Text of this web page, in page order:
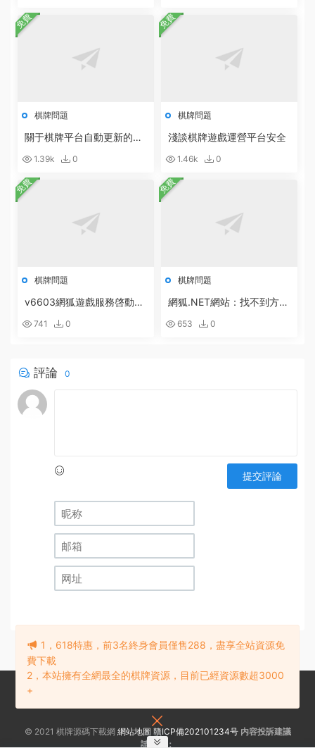
棋牌問題
關于棋牌平台自動更新的說
1.39k 0
免費
棋牌問題
淺談棋牌遊戲運營平台安全
1.46k 0
免費
棋牌問題
v6603網狐遊戲服務啓動配
741 0
免費
棋牌問題
網狐.NET網站：找不到方
me.Serialization.DataContr
653 0
免費
評論 0
提交評論
© 2021 棋牌源碼下載網 網站地圖 贛ICP備202101234号 内容投訴建議
請聯系：
1，618特惠，前3名終身會員僅售288，盡享全站資源免
費下載
2，本站擁有全網最全的棋牌資源，目前已經資源數超3000
+